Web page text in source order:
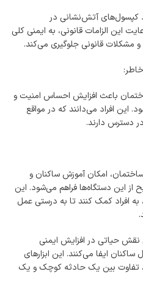
کپسول‌های آتش‌نشانی در
این الزامات قانونی، به ایمنی کلی
مشکلات قانونی جلوگیری می‌کند.
باعث افزایش احساس امنیت و
این افراد می‌دانند که در مواقع
دسترس دارند.
امکان آموزش ساکنان و
از این دستگاه‌ها فراهم می‌شود. این
به افراد کمک کنند تا به درستی عمل
حیاتی در افزایش ایمنی
ایفا می‌کنند. این ابزارهای
تفاوت بین یک حادثه کوچک و یک